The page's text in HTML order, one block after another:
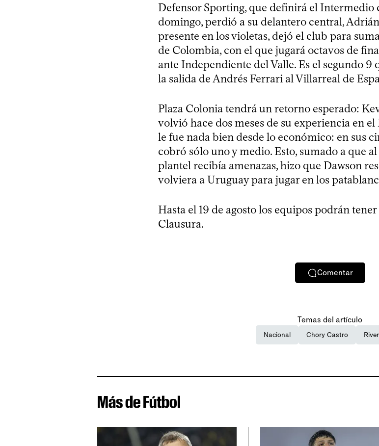
Defensor Sporting, que definirá el Intermedio
domingo, perdió a su delantero central,
presente en los violetas, dejó el club para
de Colombia, con el que jugará octavos de
ante Independiente del Valle. Es el segundo 9
la salida de Andrés Ferrari al Villarreal de
Plaza Colonia tendrá un retorno esperado:
volvió hace dos meses de su experiencia en
le fue nada bien desde lo económico: en sus
cobró sólo uno y medio. Esto, sumado a que
plantel recibía amenazas, hizo que Dawson
volviera a Uruguay para jugar en los
Hasta el 19 de agosto los equipos podrán
Clausura.
Comentar
Temas del artículo
Nacional Chory Castro
Más de Fútbol